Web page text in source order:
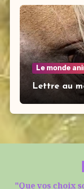
Le monde
Lettre au
"Que vos choix